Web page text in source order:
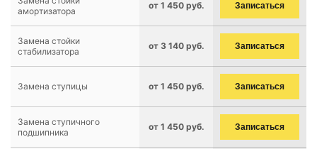
амортизатора
от 1 450 руб. Записаться
Замена стойки
стабилизатора
от 3 140 руб. Записаться
Замена ступицы от 1 450 руб. Записаться
Замена ступичного
подшипника
от 1 450 руб. Записаться